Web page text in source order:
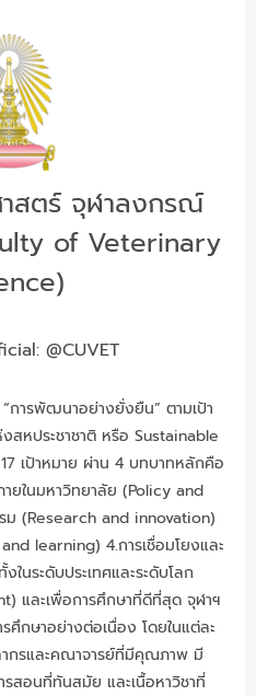
สตร์ จุฬาลงกรณ์
of Veterinary
@CUVET
ารพัฒนาอย่างยั่งยืน” ตามเป้า
หประชาชาติ หรือ Sustainable
เป้าหมาย ผ่าน 4 บทบาทหลักคือ
ยในมหาวิทยาลัย (Policy and
(Research and innovation)
learning) 4.การเชื่อมโยงและ
นระดับประเทศและระดับโลก
และเพื่อการศึกษาที่ดีที่สุด จุฬาฯ
กษาอย่างต่อเนื่อง โดยในแต่ละ
กรและคณาจารย์ที่มีคุณภาพ มี
สอนที่ทันสมัย และเนื้อหาวิชาที่